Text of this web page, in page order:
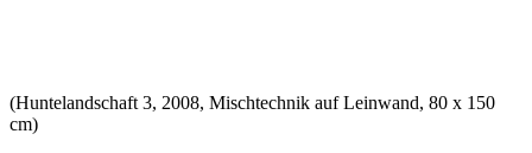
(Huntelandschaft 3, 2008, Mischtechnik auf Leinwand, 80 x 150
cm)